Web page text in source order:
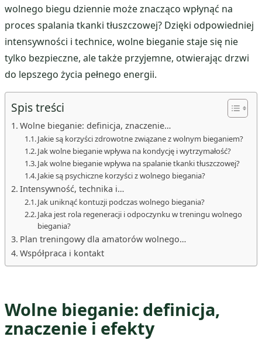
wolnego biegu dziennie może znacząco wpłynąć na
proces spalania tkanki tłuszczowej? Dzięki odpowiedniej
intensywności i technice, wolne bieganie staje się nie
tylko bezpieczne, ale także przyjemne, otwierając drzwi
do lepszego życia pełnego energii.
Spis treści
Wolne bieganie: definicja, znaczenie…
Jakie są korzyści zdrowotne związane z wolnym bieganiem?
Jak wolne bieganie wpływa na kondycję i wytrzymałość?
Jak wolne bieganie wpływa na spalanie tkanki tłuszczowej?
Jakie są psychiczne korzyści z wolnego biegania?
Intensywność, technika i…
Jak uniknąć kontuzji podczas wolnego biegania?
Jaka jest rola regeneracji i odpoczynku w treningu wolnego
biegania?
Plan treningowy dla amatorów wolnego…
Współpraca i kontakt
Wolne bieganie: definicja,
znaczenie i efekty